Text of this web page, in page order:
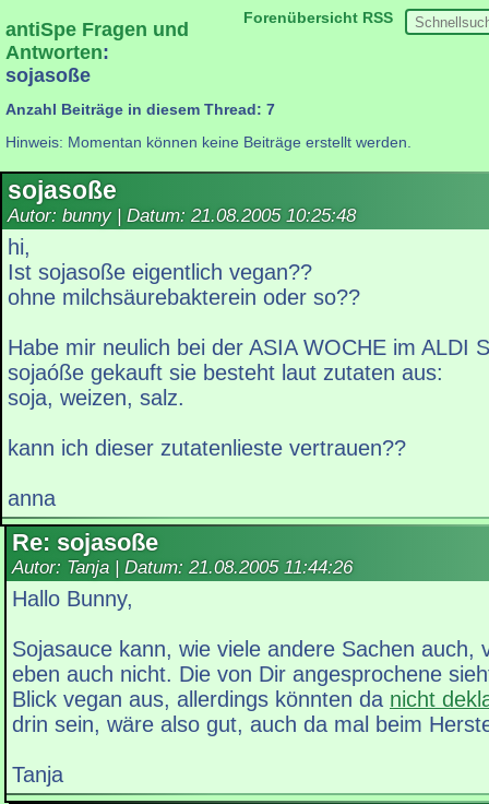
Forenübersicht RSS
antiSpe Fragen und
Antworten:
sojasoße
Anzahl Beiträge in diesem Thread: 7
Hinweis: Momentan können keine Beiträge erstellt werden.
sojasoße
Autor: bunny | Datum: 21.08.2005 10:25:48
hi,
Ist sojasoße eigentlich vegan??
ohne milchsäurebakterein oder so??
Habe mir neulich bei der ASIA WOCHE im ALDI
sojaóße gekauft sie besteht laut zutaten aus:
soja, weizen, salz.
kann ich dieser zutatenlieste vertrauen??
anna
Re: sojasoße
Autor: Tanja | Datum: 21.08.2005 11:44:26
Hallo Bunny,
Sojasauce kann, wie viele andere Sachen auch,
eben auch nicht. Die von Dir angesprochene
Blick vegan aus, allerdings könnten da nicht
drin sein, wäre also gut, auch da mal beim
Tanja